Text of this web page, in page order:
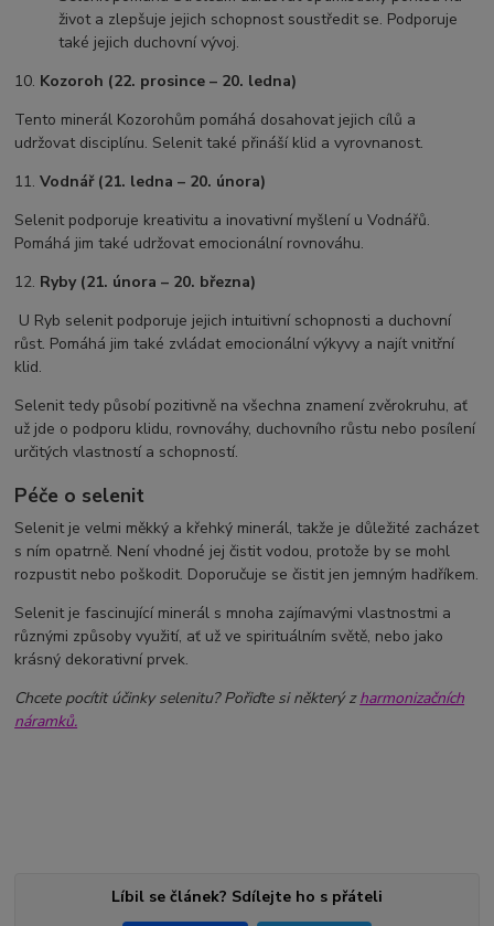
život a zlepšuje jejich schopnost soustředit se. Podporuje
také jejich duchovní vývoj.
10. Kozoroh (22. prosince – 20. ledna)
Tento minerál Kozorohům pomáhá dosahovat jejich cílů a
udržovat disciplínu. Selenit také přináší klid a vyrovnanost.
11.Vodnář (21. ledna – 20. února)
Selenit podporuje kreativitu a inovativní myšlení u Vodnářů.
Pomáhá jim také udržovat emocionální rovnováhu.
12. Ryby (21. února – 20. března)
U Ryb selenit podporuje jejich intuitivní schopnosti a duchovní
růst. Pomáhá jim také zvládat emocionální výkyvy a najít vnitřní
klid.
Selenit tedy působí pozitivně na všechna znamení zvěrokruhu, ať
už jde o podporu klidu, rovnováhy, duchovního růstu nebo posílení
určitých vlastností a schopností.
Péče o selenit
Selenit je velmi měkký a křehký minerál, takže je důležité zacházet
s ním opatrně. Není vhodné jej čistit vodou, protože by se mohl
rozpustit nebo poškodit. Doporučuje se čistit jen jemným hadříkem.
Selenit je fascinující minerál s mnoha zajímavými vlastnostmi a
různými způsoby využití, ať už ve spirituálním světě, nebo jako
krásný dekorativní prvek.
Chcete pocítit účinky selenitu? Pořiďte si některý zharmonizačních
náramků.
Líbil se článek? Sdílejte ho s přáteli